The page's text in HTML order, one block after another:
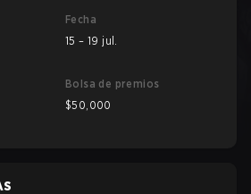
Fecha
15 – 19 jul.
Bolsa de premios
$50,000